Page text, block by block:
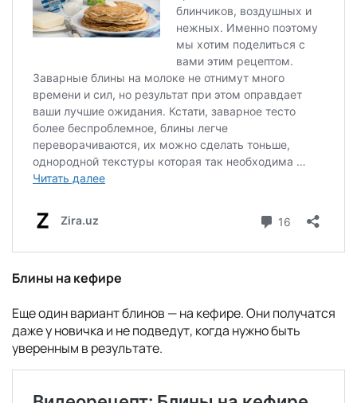
Блины на кефире
Еще один вариант блинов — на кефире. Они получатся
даже у новичка и не подведут, когда нужно быть
уверенным в результате.